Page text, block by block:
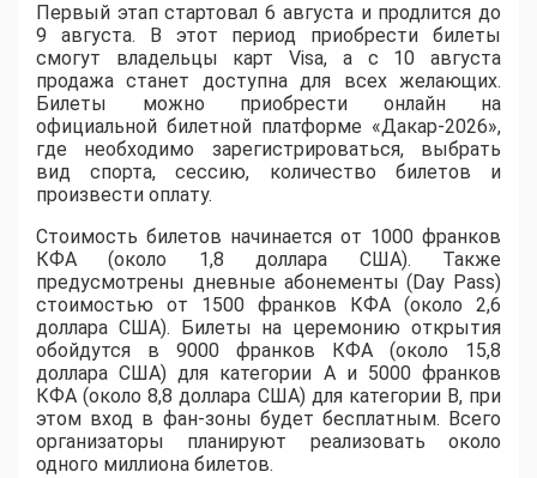
Первый этап стартовал 6 августа и продлится до
9 августа. В этот период приобрести билеты
смогут владельцы карт Visa, а с 10 августа
продажа станет доступна для всех желающих.
Билеты можно приобрести онлайн на
официальной билетной платформе «Дакар-2026»,
где необходимо зарегистрироваться, выбрать
вид спорта, сессию, количество билетов и
произвести оплату.
Стоимость билетов начинается от 1000 франков
КФА (около 1,8 доллара США). Также
предусмотрены дневные абонементы (Day Pass)
стоимостью от 1500 франков КФА (около 2,6
доллара США). Билеты на церемонию открытия
обойдутся в 9000 франков КФА (около 15,8
доллара США) для категории A и 5000 франков
КФА (около 8,8 доллара США) для категории B, при
этом вход в фан-зоны будет бесплатным. Всего
организаторы планируют реализовать около
одного миллиона билетов.